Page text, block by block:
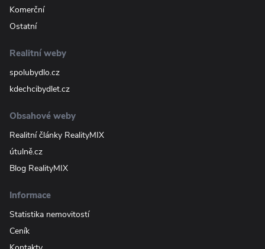
Komerční
Ostatní
Realitní weby
spolubydlo.cz
kdechcibydlet.cz
Obsahové weby
Realitní články RealityMIX
útulně.cz
Blog RealityMIX
Informace
Statistika nemovitostí
Ceník